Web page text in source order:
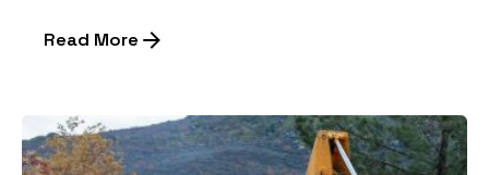
Read More